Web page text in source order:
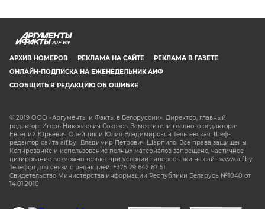
AIF.BY
АРХИВ НОМЕРОВ РЕКЛАМА НА САЙТЕ
РЕКЛАМА В ГАЗЕТЕ
ОНЛАЙН-ПОДПИСКА НА ЕЖЕНЕДЕЛЬНИК АИФ
СООБЩИТЬ В РЕДАКЦИЮ ОБ ОШИБКЕ
© 2019 ООО «Аргументы и Факты в Белоруссии». Директор, главный
редактор: Игорь Николаевич Соколов. Заместители главного редактора:
Евгений Юрьевич Олейник и Юлия Владимировна Тельтевская. Шеф-
редактор сайта aif.by: Владимир Петрович Шарпило. Все права защищены.
Копирование и использование полных материалов запрещено, частичное
цитирование возможно только при условии гиперссылки на сайт www.aif.by.
Телефон для связи с редакцией: +375 29 642 67 51.
Свидетельство Министерства информации Республики Беларусь №1040 от
14.01.2010